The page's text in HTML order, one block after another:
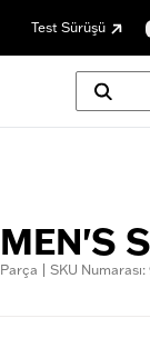
Test Sürüşü
MEN'S
Parça | SKU Numarası: